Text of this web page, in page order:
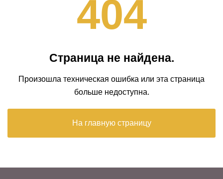
404
Страница не найдена.
Произошла техническая ошибка или эта страница
больше недоступна.
На главную страницу